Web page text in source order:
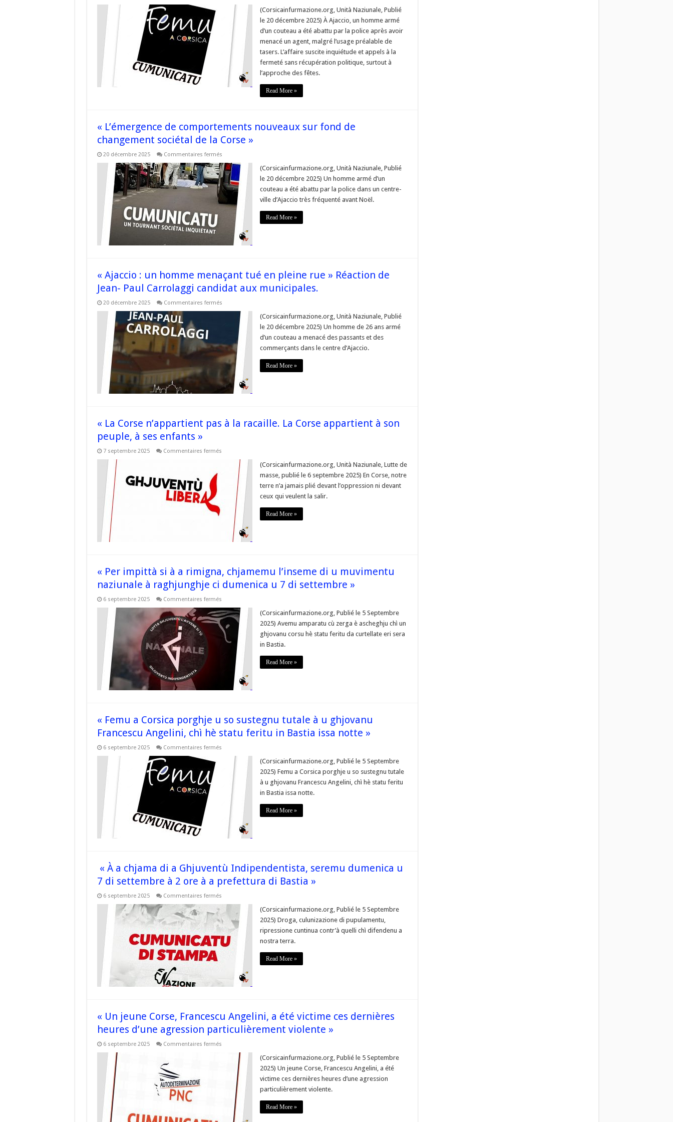
comportements
interpellent
qu’ils
inquiètent
dans
notre
pays »
(Corsicainfurmazione.org, Unità Naziunale, Publié
le 20 décembre 2025) À Ajaccio, un homme armé
d’un couteau a été abattu par la police après avoir
menacé un agent, malgré l’usage préalable de
tasers. L’affaire suscite inquiétude et appels à la
fermeté sans récupération politique, surtout à
l’approche des fêtes.
Read More »
« L’émergence de comportements nouveaux sur fond de
changement sociétal de la Corse »
20 décembre 2025 Commentaires ferméssur
de
comportements
nouveaux
sur
fond
changement
sociétal
Corse »
(Corsicainfurmazione.org, Unità Naziunale, Publié
le 20 décembre 2025) Un homme armé d’un
couteau a été abattu par la police dans un centre-
ville d’Ajaccio très fréquenté avant Noël.
Read More »
« Ajaccio : un homme menaçant tué en pleine rue » Réaction de
Jean- Paul Carrolaggi candidat aux municipales.
20 décembre 2025 Commentaires ferméssur
homme
menaçant
en
pleine
rue »
Réaction
Jean-
Paul
Carrolaggi
(Corsicainfurmazione.org, Unità Naziunale, Publié
le 20 décembre 2025) Un homme de 26 ans armé
d’un couteau a menacé des passants et des
commerçants dans le centre d’Ajaccio.
Read More »
« La Corse n’appartient pas à la racaille. La Corse appartient à son
peuple, à ses enfants »
7 septembre 2025 Commentaires ferméssur
n’appartient
racaille.
Corse
appartient
peuple,
(Corsicainfurmazione.org, Unità Naziunale, Lutte de
masse, publié le 6 septembre 2025) En Corse, notre
terre n’a jamais plié devant l’oppression ni devant
ceux qui veulent la salir.
Read More »
« Per impittà si à a rimigna, chjamemu l’inseme di u muvimentu
naziunale à raghjunghje ci dumenica u 7 di settembre »
6 septembre 2025 Commentaires ferméssur
impittà
si
à
a
rimigna,
chjamemu
l’inseme
muvimentu
naziunale
raghjunghje
di
settembre »
(Corsicainfurmazione.org, Publié le 5 Septembre
2025) Avemu amparatu cù zerga è ascheghju chì un
ghjovanu corsu hè statu feritu da curtellate eri sera
in Bastia.
Read More »
« Femu a Corsica porghje u so sustegnu tutale à u ghjovanu
Francescu Angelini, chì hè statu feritu in Bastia issa notte »
6 septembre 2025 Commentaires ferméssur
Corsica
sustegnu
tutale
ghjovanu
Francescu
Angelini,
chì
in
Bastia
notte »
(Corsicainfurmazione.org, Publié le 5 Septembre
2025) Femu a Corsica porghje u so sustegnu tutale
à u ghjovanu Francescu Angelini, chì hè statu feritu
in Bastia issa notte.
Read More »
« À a chjama di a Ghjuventù Indipendentista, seremu dumenica u
7 di settembre à 2 ore à a prefettura di Bastia »
6 septembre 2025 Commentaires ferméssur
chjama
di
a
Ghjuventù
Indipendentista,
seremu
settembre
à
prefettura
di
Bastia »
(Corsicainfurmazione.org, Publié le 5 Septembre
2025) Droga, culunizazione di pupulamentu,
ripressione cuntinua contr’à quelli chì difendenu a
nostra terra.
Read More »
« Un jeune Corse, Francescu Angelini, a été victime ces dernières
heures d’une agression particulièrement violente »
6 septembre 2025 Commentaires ferméssur
Francescu
Angelini,
victime
dernières
heures
(Corsicainfurmazione.org, Publié le 5 Septembre
2025) Un jeune Corse, Francescu Angelini, a été
victime ces dernières heures d’une agression
particulièrement violente.
Read More »